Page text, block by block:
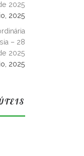
2025
2025
– 28
2025
2025